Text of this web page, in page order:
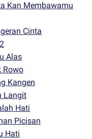
Kan Membawamu
Cinta
Alas
Rowo
Kangen
Langit
Hati
Picisan
Hati